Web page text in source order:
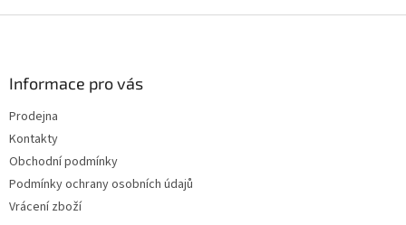
v
Informace pro vás
Prodejna
Kontakty
Obchodní podmínky
Podmínky ochrany osobních údajů
Vrácení zboží